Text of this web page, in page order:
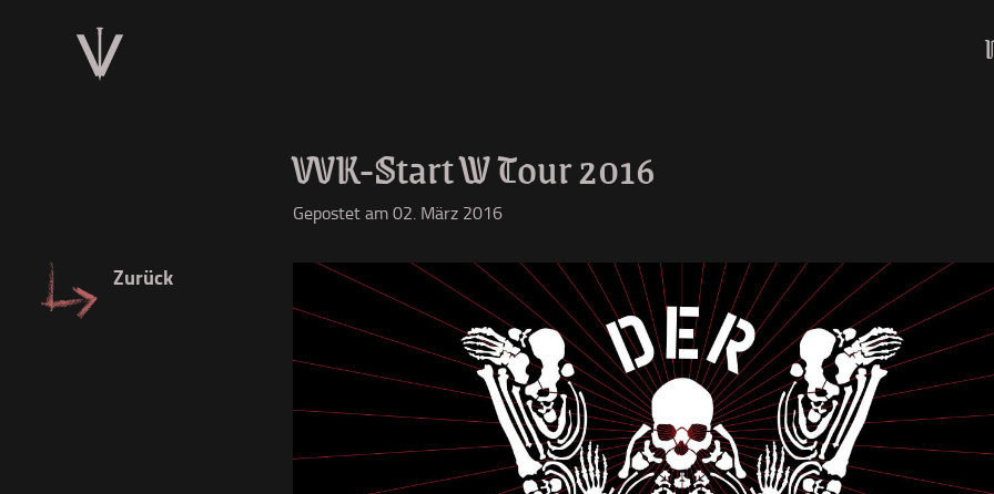
Zurück
VVK-Start W Tour 2016
Gepostet am 02. März 2016